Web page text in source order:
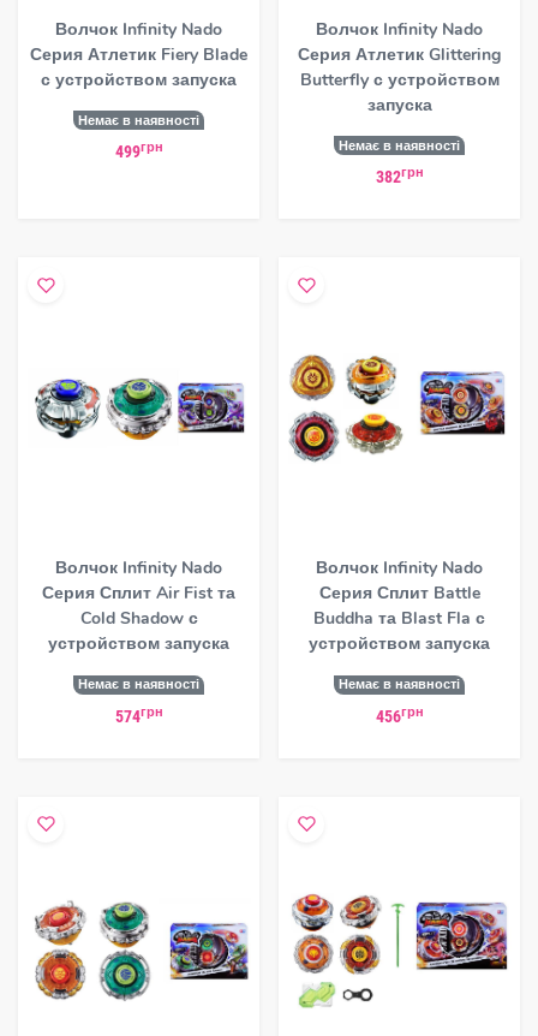
Волчок Infinity Nado
Серия Атлетик Fiery Blade
с устройством запуска
Немає в наявності
499грн
Волчок Infinity Nado
Серия Атлетик Glittering
Butterfly с устройством
запуска
Немає в наявності
382грн
Волчок Infinity Nado
Серия Сплит Air Fist та
Cold Shadow с
устройством запуска
Немає в наявності
574грн
Волчок Infinity Nado
Серия Сплит Battle
Buddha та Blast Fla с
устройством запуска
Немає в наявності
456грн